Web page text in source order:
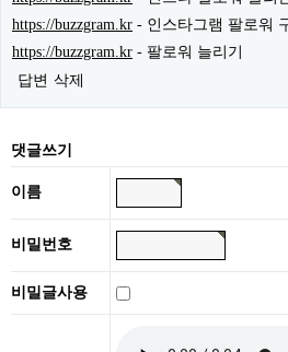
https://buzzgram.kr - 인스타그램 팔로워
https://buzzgram.kr - 팔로워 늘리기
답변 삭제
댓글쓰기
이름
비밀번호
비밀글사용